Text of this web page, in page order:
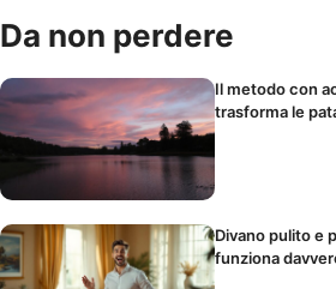
Da non perdere
Il metodo con
trasforma le
Divano pulito e
funziona